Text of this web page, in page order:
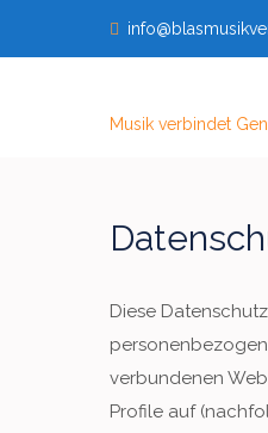
Musik verbindet
Diese
verbundenen
Profile auf